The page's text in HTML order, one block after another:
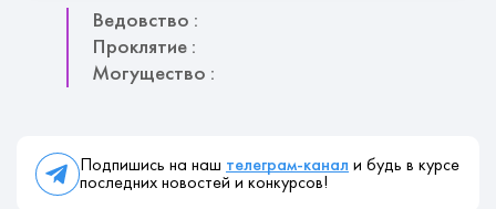
Ведовство :
Проклятие :
Могущество :
Подпишись на наш телеграм-канал и будь в курсе
последних новостей и конкурсов!